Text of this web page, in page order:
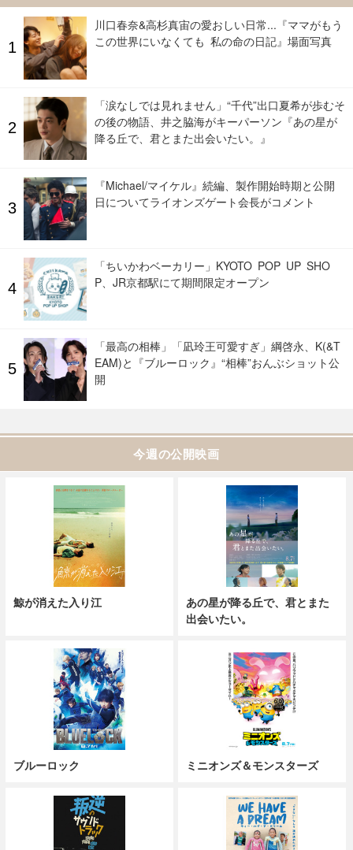
川口春奈&高杉真宙の愛おしい日常...『ママがもう
この世界にいなくても 私の命の日記』場面写真
「涙なしでは見れません」“千代”出口夏希が歩むそ
の後の物語、井之脇海がキーパーソン『あの星が
降る丘で、君とまた出会いたい。』
『Michael/マイケル』続編、製作開始時期と公開
日についてライオンズゲート会長がコメント
「ちいかわベーカリー」KYOTO POP UP SHO
P、JR京都駅にて期間限定オープン
「最高の相棒」「凪玲王可愛すぎ」綱啓永、K(&T
EAM)と『ブルーロック』“相棒”おんぶショット公
開
今週の公開映画
鯨が消えた入り江
あの星が降る丘で、君とまた
出会いたい。
ブルーロック ミニオンズ＆モンスターズ